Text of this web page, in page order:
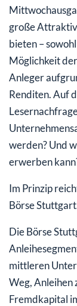
große
bieten –
Möglichkeit
Anleger
Renditen. Auf
werden? Und
erwerben
Im Prinzip
Börse
Die Börse
mittleren
Weg, Anleihen
Fremdkapital